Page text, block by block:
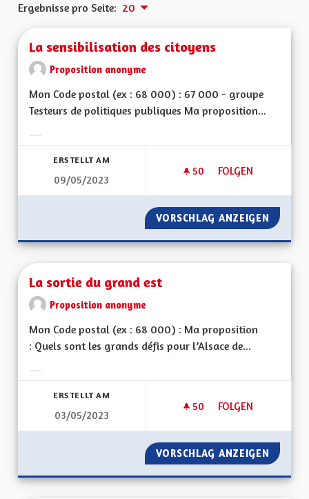
Ergebnisse pro Seite: 20
La sensibilisation des citoyens
Proposition anonyme
Mon Code postal (ex : 68 000) : 67 000 - groupe
Testeurs de politiques publiques Ma proposition...
ERSTELLT AM
09/05/2023
50 50 FOLLOWER
FOLGEN
LA
VORSCHLAG ANZEIGEN LA
La sortie du grand est
Proposition anonyme
Mon Code postal (ex : 68 000) : Ma proposition
: Quels sont les grands défis pour l’Alsace de...
ERSTELLT AM
03/05/2023
50 50 FOLLOWER
FOLGEN
LA SORTIE DU
VORSCHLAG ANZEIGEN LA